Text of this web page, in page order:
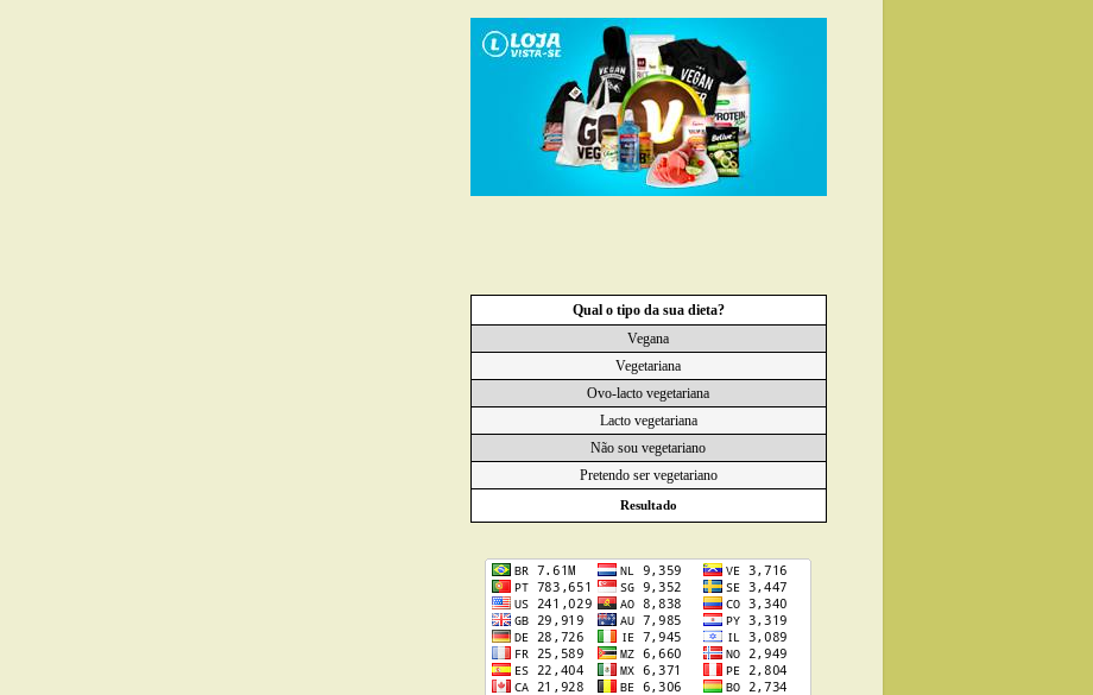
Qual o tipo da sua dieta?
Vegana
Vegetariana
Ovo-lacto vegetariana
Lacto vegetariana
Não sou vegetariano
Pretendo ser vegetariano
Resultado